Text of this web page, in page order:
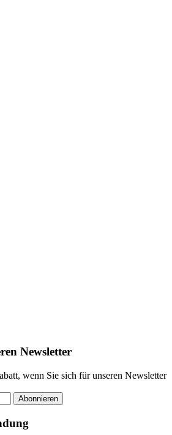
Newsletter
wenn Sie sich für unseren Newsletter
Abonnieren